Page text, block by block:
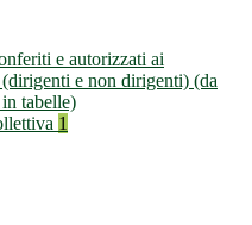
e autorizzati ai
e non dirigenti) (da
tabelle)
1